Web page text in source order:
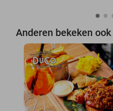
Anderen bekeken ook